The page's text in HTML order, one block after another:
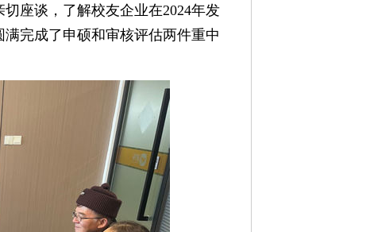
座谈，了解校友企业在2024年发
完成了申硕和审核评估两件重中